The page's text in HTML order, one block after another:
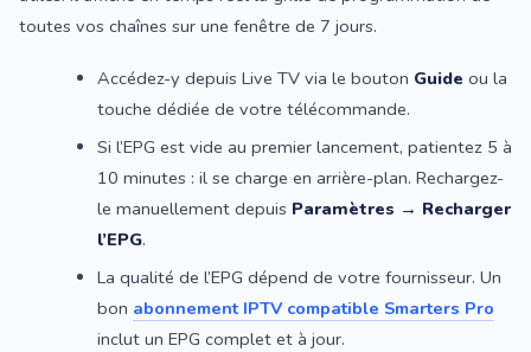
toutes vos chaînes sur une fenêtre de 7 jours.
Accédez-y depuis Live TV via le bouton Guide ou la
touche dédiée de votre télécommande.
Si l’EPG est vide au premier lancement, patientez 5 à
10 minutes : il se charge en arrière-plan. Rechargez-
le manuellement depuis Paramètres → Recharger
l’EPG.
La qualité de l’EPG dépend de votre fournisseur. Un
bon abonnement IPTV compatible Smarters Pro
inclut un EPG complet et à jour.